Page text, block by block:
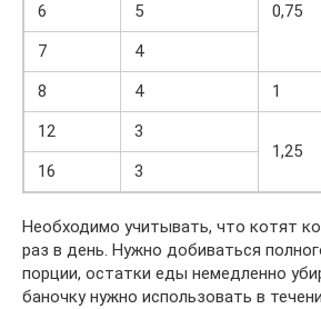
0,75
6
5
7
4
8
4 1
12
3
1,25
16
3
Необходимо учитывать, что котят
раз в день. Нужно добиваться
порции, остатки еды немедленно
баночку нужно использовать в